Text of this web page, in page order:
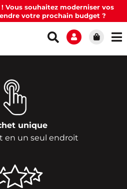
Vous souhaitez moderniser vos
votre prochain budget ?
unique
en un seul endroit